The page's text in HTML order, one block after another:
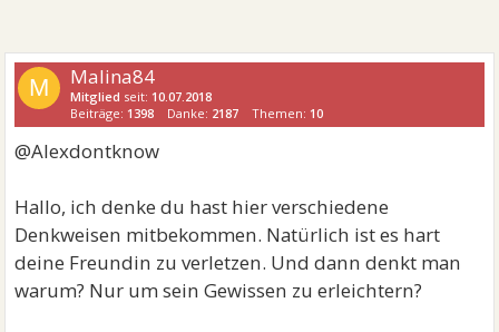
M Malina84
Mitglied seit: 10.07.2018
Beiträge: 1398 Danke: 2187 Themen: 10
@Alexdontknow
Hallo, ich denke du hast hier verschiedene
Denkweisen mitbekommen. Natürlich ist es hart
deine Freundin zu verletzen. Und dann denkt man
warum? Nur um sein Gewissen zu erleichtern?